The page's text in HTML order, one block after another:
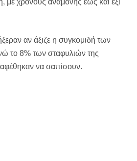
αν άξιζε η συγκομιδή των
το 8% των σταφυλιών της
να σαπίσουν.